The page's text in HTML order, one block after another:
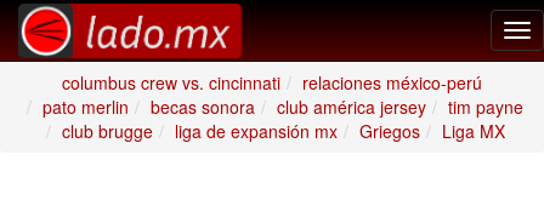
columbus crew vs. cincinnati
relaciones méxico-perú
pato merlin
becas sonora club américa jersey
tim payne
club brugge
liga de expansión mx Griegos Liga MX